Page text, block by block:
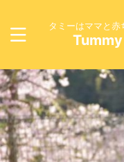
タミーはママと赤